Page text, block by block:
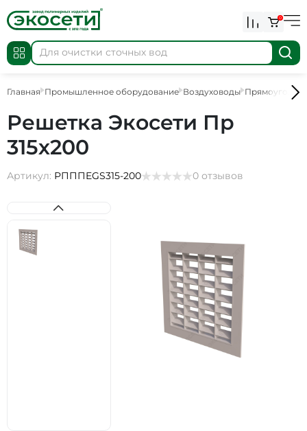
0
Главная Промышленное оборудование Воздуховоды
Решетка Экосети Пр
315х200
Артикул: РПППEGS315-200 0 отзывов